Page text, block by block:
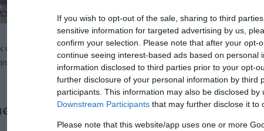
If you wish to opt-out of the sale, sharing to third
sensitive information for targeted advertising by us,
confirm your selection. Please note that after your opt-
continue seeing interest-based ads based on personal
information disclosed to third parties prior to your opt-
further disclosure of your personal information by third
participants. This information may also be disclosed
Downstream Participants that may further disclose it to
Please note that this website/app uses one or more
olyan udvarok, ahol összegyűjtik, majd újrahasznosítják a fákat
a kuka mellé egy bizonyos napon). Itt általában aprítás után
a halaknak